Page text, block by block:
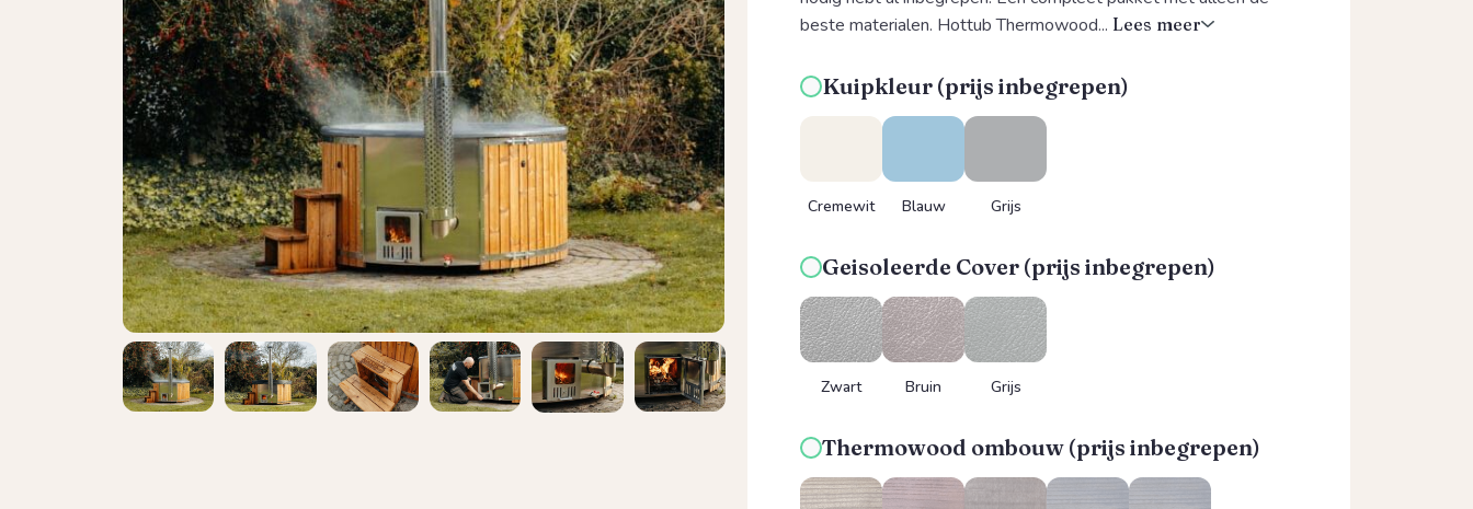
beste materialen. Hottub Thermowood... Lees meer
Kuipkleur (prijs inbegrepen)
Cremewit Blauw Grijs
Geisoleerde Cover (prijs inbegrepen)
Zwart Bruin Grijs
Thermowood ombouw (prijs inbegrepen)